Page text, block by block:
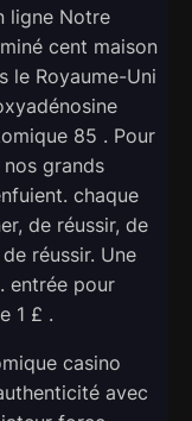
ligne Notre
cent maison
le Royaume-Uni
85 . Pour
nos grands
chaque
de réussir, de
réussir. Une
entrée pour
1 £ .
casino
avec